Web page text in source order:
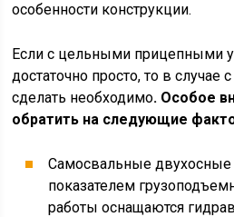
особенности конструкции.
Если с цельными прицепными
достаточно просто, то в случае
сделать необходимо. Особое
обратить на следующие
Самосвальные двухосные
показателем
работы оснащаются